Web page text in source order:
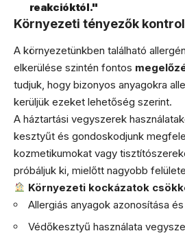
reakcióktól."
Környezeti tényezők
A környezetünkben található
elkerülése szintén fontos
tudjuk, hogy bizonyos anyagokra
kerüljük ezeket lehetőség szerint.
A háztartási vegyszerek
kesztyűt és gondoskodjunk
kozmetikumokat vagy
próbáljuk ki, mielőtt nagyobb
Környezeti kockázatok
Allergiás anyagok azonosítása
Védőkesztyű használata